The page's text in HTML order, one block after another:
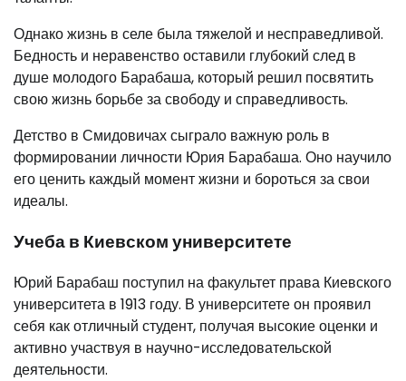
Однако жизнь в селе была тяжелой и несправедливой.
Бедность и неравенство оставили глубокий след в
душе молодого Барабаша, который решил посвятить
свою жизнь борьбе за свободу и справедливость.
Детство в Смидовичах сыграло важную роль в
формировании личности Юрия Барабаша. Оно научило
его ценить каждый момент жизни и бороться за свои
идеалы.
Учеба в Киевском университете
Юрий Барабаш поступил на факультет права Киевского
университета в 1913 году. В университете он проявил
себя как отличный студент, получая высокие оценки и
активно участвуя в научно-исследовательской
деятельности.